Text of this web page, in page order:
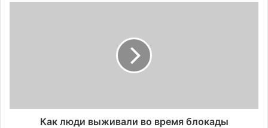
Как люди выживали во время блокады